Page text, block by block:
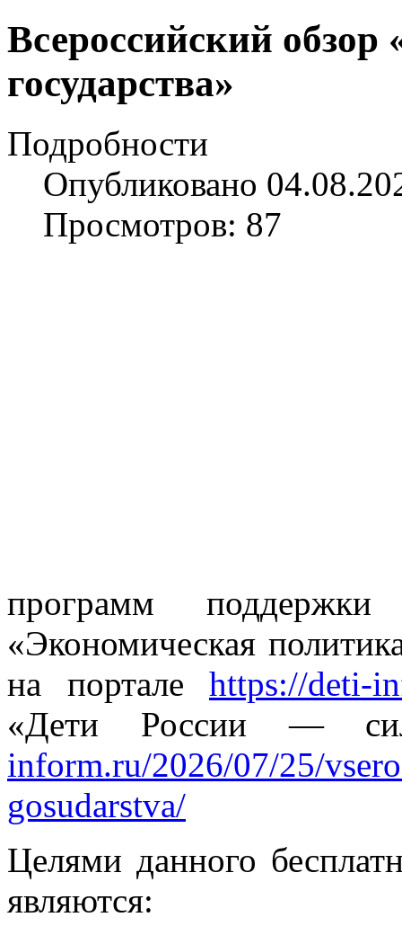
Всероссийский
государства»
Подробности
Опубликовано
Просмотров: 87
программ
«Экономическая
на портале https://deti-
«Дети России —
inform.ru/2026/07/25/
gosudarstva/
Целями данного
являются: